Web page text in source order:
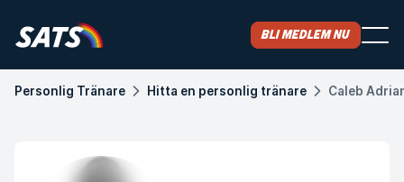
Bli medlem nu
Personlig Tränare Hitta en personlig tränare Caleb